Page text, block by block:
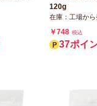
120g
在庫：工場から
￥748 税込
37ポイ